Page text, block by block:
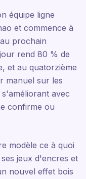
équipe ligne
et commence à
prochain
rend 80 % de
et au quatorzième
manuel sur les
avec
confirme ou
modèle ce à quoi
jeux d'encres et
nouvel effet bois